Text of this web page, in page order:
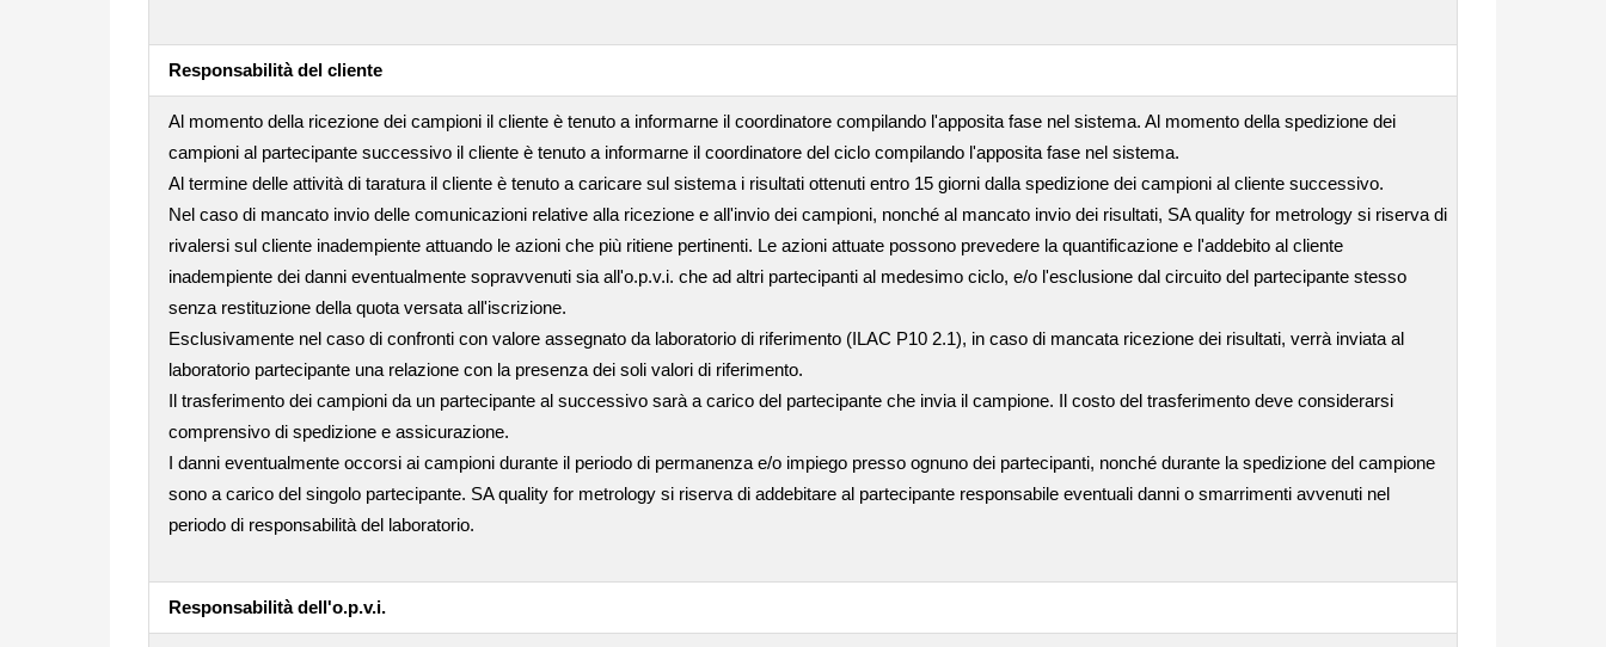
Responsabilità del cliente
Al momento della ricezione dei campioni il cliente è tenuto a informarne il coordinatore compilando l'apposita fase nel sistema. Al momento della spedizione dei
campioni al partecipante successivo il cliente è tenuto a informarne il coordinatore del ciclo compilando l'apposita fase nel sistema.
Al termine delle attività di taratura il cliente è tenuto a caricare sul sistema i risultati ottenuti entro 15 giorni dalla spedizione dei campioni al cliente successivo.
Nel caso di mancato invio delle comunicazioni relative alla ricezione e all'invio dei campioni, nonché al mancato invio dei risultati, SA quality for metrology si riserva di
rivalersi sul cliente inadempiente attuando le azioni che più ritiene pertinenti. Le azioni attuate possono prevedere la quantificazione e l'addebito al cliente
inadempiente dei danni eventualmente sopravvenuti sia all'o.p.v.i. che ad altri partecipanti al medesimo ciclo, e/o l'esclusione dal circuito del partecipante stesso
senza restituzione della quota versata all'iscrizione.
Esclusivamente nel caso di confronti con valore assegnato da laboratorio di riferimento (ILAC P10 2.1), in caso di mancata ricezione dei risultati, verrà inviata al
laboratorio partecipante una relazione con la presenza dei soli valori di riferimento.
Il trasferimento dei campioni da un partecipante al successivo sarà a carico del partecipante che invia il campione. Il costo del trasferimento deve considerarsi
comprensivo di spedizione e assicurazione.
I danni eventualmente occorsi ai campioni durante il periodo di permanenza e/o impiego presso ognuno dei partecipanti, nonché durante la spedizione del campione
sono a carico del singolo partecipante. SA quality for metrology si riserva di addebitare al partecipante responsabile eventuali danni o smarrimenti avvenuti nel
periodo di responsabilità del laboratorio.
Responsabilità dell'o.p.v.i.